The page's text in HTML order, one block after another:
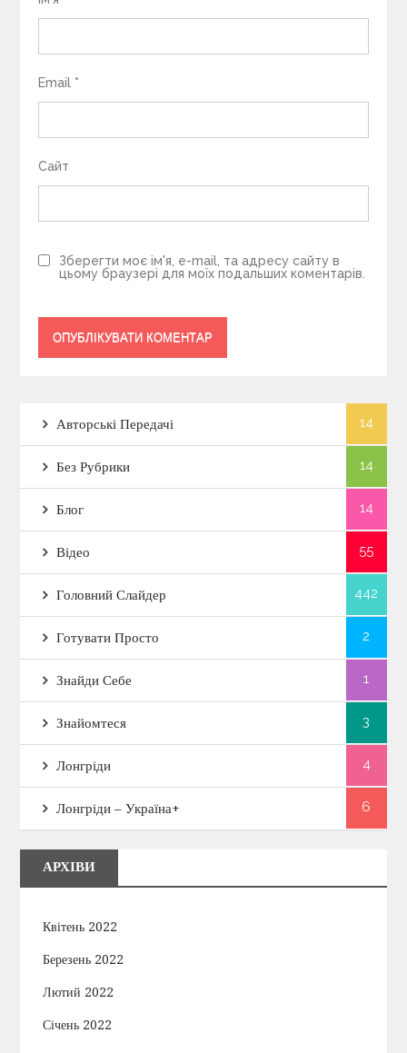
Email *
Сайт
Зберегти моє ім'я, e-mail, та адресу сайту в
цьому браузері для моїх подальших коментарів.
Авторські Передачі 14
Без Рубрики 14
Блог 14
Відео 55
Головний Слайдер 442
Готувати Просто 2
Знайди Себе 1
Знайомтеся 3
Лонгріди 4
Лонгріди – Україна+ 6
АРХІВИ
Квітень 2022
Березень 2022
Лютий 2022
Січень 2022